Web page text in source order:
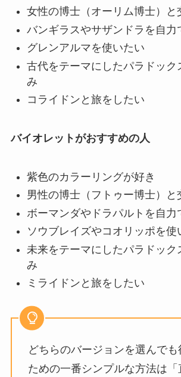
女性の博士（オーリム博士）と
バンギラスやサザンドラを自力
グレンアルマを使いたい
古代をテーマにしたパラドック
み
コライドンと旅をしたい
バイオレットがおすすめの人
紫色のカラーリングが好き
男性の博士（フトゥー博士）と
ボーマンダやドラパルトを自力
ソウブレイズやコオリッポを使
未来をテーマにしたパラドック
み
ミライドンと旅をしたい
どちらのバージョンを選んで
ための一番シンプルな方法は「